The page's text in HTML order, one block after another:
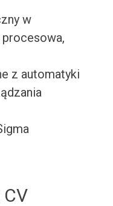
w
z automatyki